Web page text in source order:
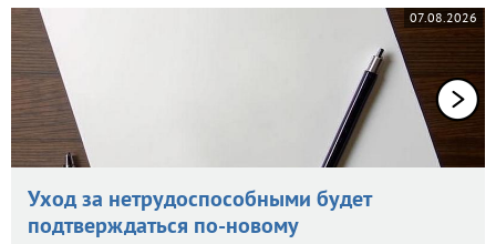
07.08.2026
Уход за нетрудоспособными будет
подтверждаться по-новому